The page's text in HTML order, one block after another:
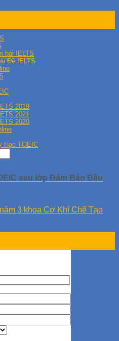
bài IELTS
Đề IELTS
2019
2021
2020
Học TOEIC
sau lớp Đảm Bảo Đầu
3 khoa Cơ Khí Chế Tạo